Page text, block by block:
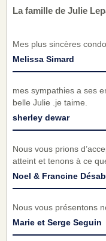
La famille de Julie
Mes plus sincères
Melissa Simard
mes sympathies a ses
belle Julie .je taime.
sherley dewar
Nous vous prions
atteint et tenons à ce
Noel & Francine
Nous vous présentons
Marie et Serge Seguin